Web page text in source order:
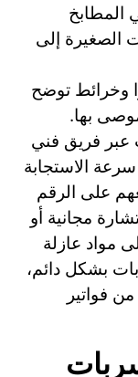
المطابخ
الصغيرة إلى
وخرائط توضح
بها.
عبر فريق فني
الاستجابة
على الرقم
استشارة مجانية أو
مواد عازلة
بشكل دائم،
فواتير